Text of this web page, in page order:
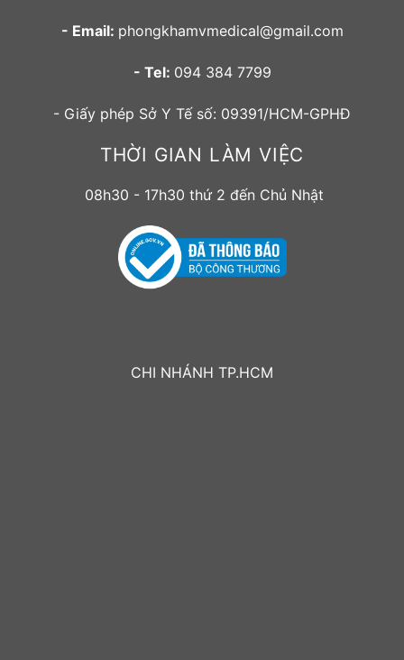
- Email: phongkhamvmedical@gmail.com
- Tel: 094 384 7799
- Giấy phép Sở Y Tế số: 09391/HCM-GPHĐ
THỜI GIAN LÀM VIỆC
08h30 - 17h30 thứ 2 đến Chủ Nhật
CHI NHÁNH TP.HCM